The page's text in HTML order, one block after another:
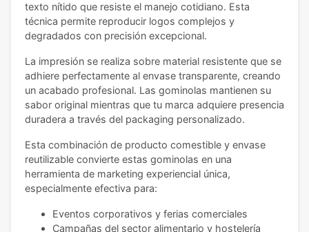
texto nítido que resiste el manejo cotidiano. Esta
técnica permite reproducir logos complejos y
degradados con precisión excepcional.
La impresión se realiza sobre material resistente que se
adhiere perfectamente al envase transparente, creando
un acabado profesional. Las gominolas mantienen su
sabor original mientras que tu marca adquiere presencia
duradera a través del packaging personalizado.
Esta combinación de producto comestible y envase
reutilizable convierte estas gominolas en una
herramienta de marketing experiencial única,
especialmente efectiva para:
Eventos corporativos y ferias comerciales
Campañas del sector alimentario y hostelería